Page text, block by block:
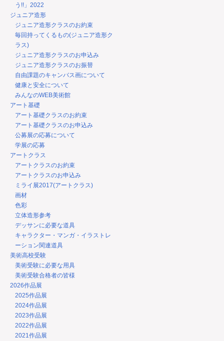
う!!」2022
ジュニア造形
ジュニア造形クラスのお約束
毎回持ってくるもの(ジュニア造形ク
ラス)
ジュニア造形クラスのお申込み
ジュニア造形クラスのお振替
自由課題のキャンバス画について
健康と安全について
みんなのWEB美術館
アート基礎
アート基礎クラスのお約束
アート基礎クラスのお申込み
公募展の応募について
学展の応募
アートクラス
アートクラスのお約束
アートクラスのお申込み
ミライ展2017(アートクラス)
画材
色彩
立体造形参考
デッサンに必要な道具
キャラクター・マンガ・イラストレ
ーション関連道具
美術高校受験
美術受験に必要な用具
美術受験合格者の皆様
2026作品展
2025作品展
2024作品展
2023作品展
2022作品展
2021作品展